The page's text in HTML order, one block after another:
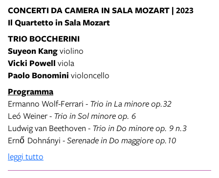
CONCERTI DA CAMERA IN SALA MOZART | 2023
Il Quartetto in Sala Mozart
TRIO BOCCHERINI
Suyeon Kangviolino
Vicki Powell viola
Paolo Bonomini violoncello
Programma
Ermanno Wolf-Ferrari - Trio in La minore op.32
Leó Weiner - Trio in Sol minore op. 6
Ludwig van Beethoven - Trio in Do minore op. 9 n.3
Ernő Dohnányi -Serenade in Do maggiore op.10
leggi tutto